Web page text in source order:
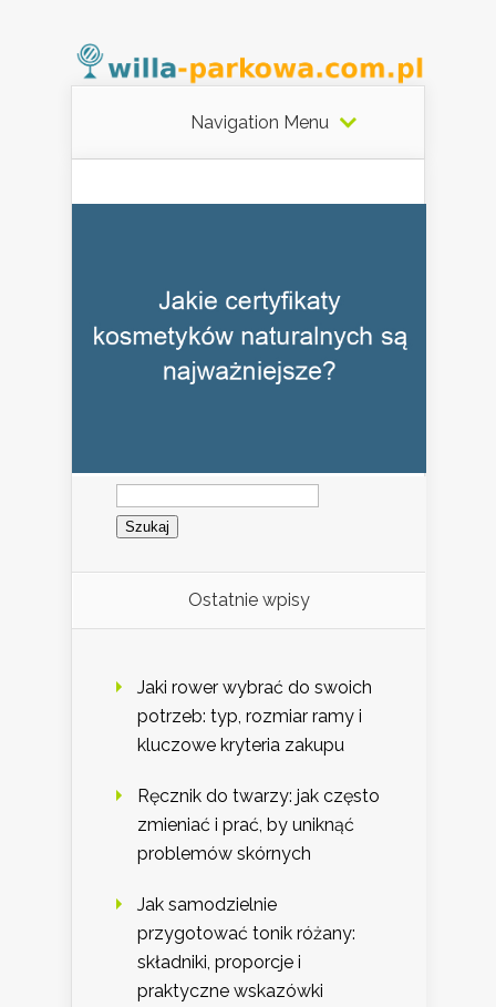
Navigation Menu
Szukaj:
Ostatnie wpisy
Jaki rower wybrać do swoich
potrzeb: typ, rozmiar ramy i
kluczowe kryteria zakupu
Ręcznik do twarzy: jak często
zmieniać i prać, by uniknąć
problemów skórnych
Jak samodzielnie
przygotować tonik różany:
składniki, proporcje i
praktyczne wskazówki